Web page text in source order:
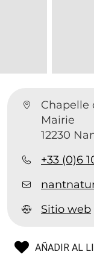
Chapelle
Mairie
12230
+33 (0)6
Sitio web
AÑADIR AL